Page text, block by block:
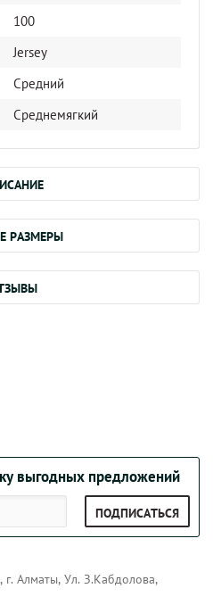
100
Jersey
Средний
Среднемягкий
РАЗМЕРЫ
выгодных предложений
ПОДПИСАТЬСЯ
г. Алматы, Ул. З.Кабдолова,